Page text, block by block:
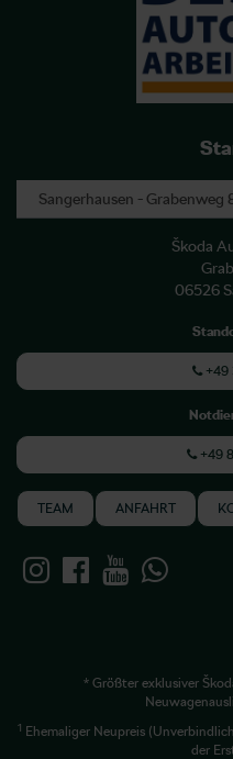
Škoda
06526
+49
+49
TEAM ANFAHRT
* Größter exklusiver
1 Ehemaliger Neupreis
der